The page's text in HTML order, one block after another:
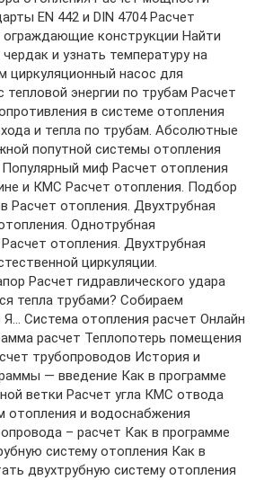
EN 442 и DIN 4704 Расчет
ограждающие конструкции Найти
и узнать температуру на
циркуляционный насос для
тепловой энергии по трубам Расчет
в системе отопления
и тепла по трубам. Абсолютные
попутной системы отопления
миф Расчет отопления
и КМС Расчет отопления. Подбор
Расчет отопления. Двухтрубная
Однотрубная
отопления. Двухтрубная
циркуляции.
Расчет гидравлического удара
тепла трубами? Собираем
Система отопления расчет Онлайн
расчет Теплопотерь помещения
трубопроводов История и
— введение Как в программе
ветки Расчет угла КМС отвода
отопления и водоснабжения
– расчет Как в программе
систему отопления Как в
двухтрубную систему отопления